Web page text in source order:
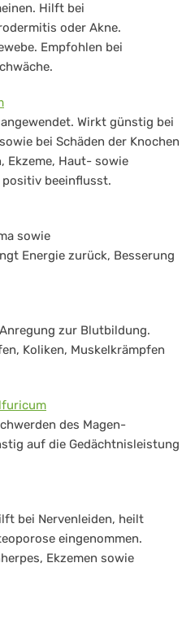
Hilft bei
oder Akne.
Empfohlen bei
Wirkt günstig bei
bei Schäden der Knochen
Ekzeme, Haut- sowie
positiv beeinflusst.
sowie
Energie zurück, Besserung
zur Blutbildung.
Koliken, Muskelkrämpfen
des Magen-
auf die Gedächtnisleistung
bei Nervenleiden, heilt
eingenommen.
Ekzemen sowie